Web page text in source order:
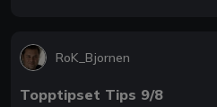
RoK_Bjornen
Topptipset Tips 9/8